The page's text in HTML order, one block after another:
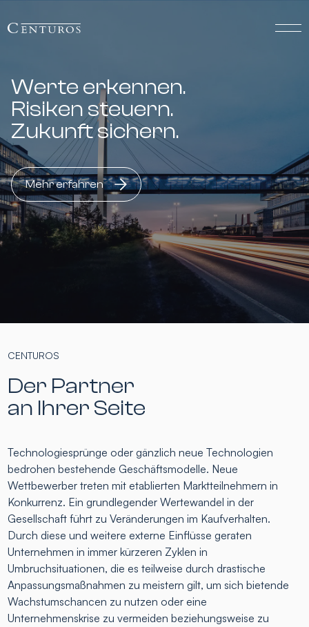
Werte erkennen.
Risiken steuern.
Zukunft sichern.
Mehr erfahren
CENTUROS
Der Partner
an Ihrer Seite
Technologiesprünge oder gänzlich neue Technologien
bedrohen bestehende Geschäftsmodelle. Neue
Wettbewerber treten mit etablierten Marktteilnehmern in
Konkurrenz. Ein grundlegender Wertewandel in der
Gesellschaft führt zu Veränderungen im Kaufverhalten.
Durch diese und weitere externe Einflüsse geraten
Unternehmen in immer kürzeren Zyklen in
Umbruchsituationen, die es teilweise durch drastische
Anpassungsmaßnahmen zu meistern gilt, um sich bietende
Wachstumschancen zu nutzen oder eine
Unternehmenskrise zu vermeiden beziehungsweise zu